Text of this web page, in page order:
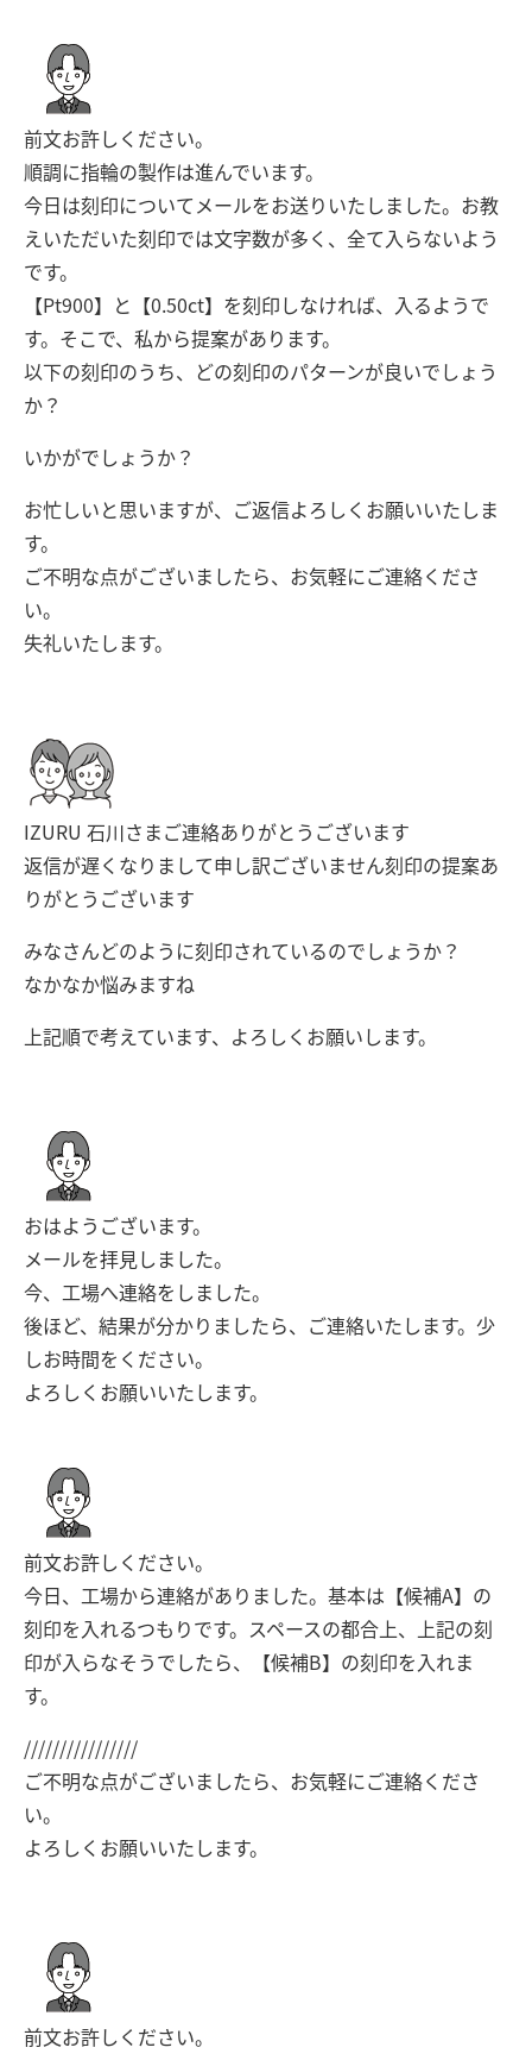
前文お許しください。
順調に指輪の製作は進んでいます。
今日は刻印についてメールをお送りいたしました。お教
えいただいた刻印では文字数が多く、全て入らないよう
です。
【Pt900】と【0.50ct】を刻印しなければ、入るようで
す。そこで、私から提案があります。
以下の刻印のうち、どの刻印のパターンが良いでしょう
か？
いかがでしょうか？
お忙しいと思いますが、ご返信よろしくお願いいたしま
す。
ご不明な点がございましたら、お気軽にご連絡くださ
い。
失礼いたします。
IZURU 石川さまご連絡ありがとうございます
返信が遅くなりまして申し訳ございません刻印の提案あ
りがとうございます
みなさんどのように刻印されているのでしょうか？
なかなか悩みますね
上記順で考えています、よろしくお願いします。
おはようございます。
メールを拝見しました。
今、工場へ連絡をしました。
後ほど、結果が分かりましたら、ご連絡いたします。少
しお時間をください。
よろしくお願いいたします。
前文お許しください。
今日、工場から連絡がありました。基本は【候補A】の
刻印を入れるつもりです。スペースの都合上、上記の刻
印が入らなそうでしたら、【候補B】の刻印を入れま
す。
////////////////
ご不明な点がございましたら、お気軽にご連絡くださ
い。
よろしくお願いいたします。
前文お許しください。